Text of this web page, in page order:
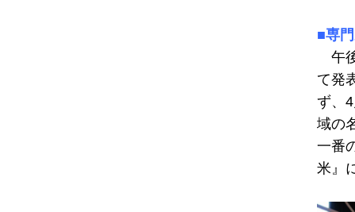
■専
午
て発
ず、
域の
一番
米』